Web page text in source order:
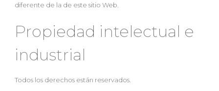
diferente de la de este sitio Web.
Propiedad intelectual e
industrial
Todos los derechos están reservados.